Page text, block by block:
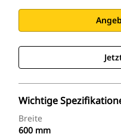
Wichtige
Breite
600 mm